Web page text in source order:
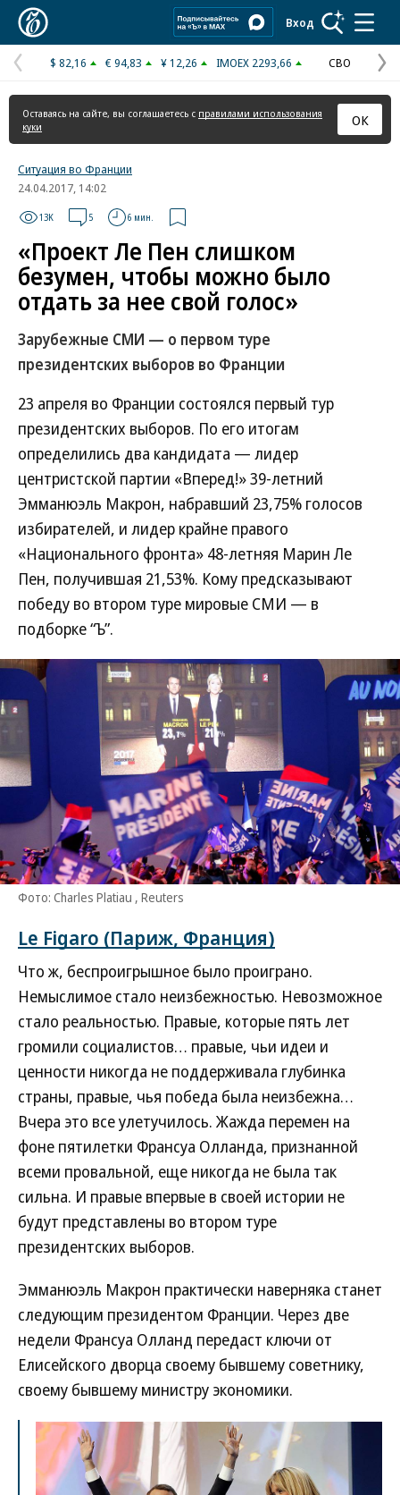
Вход
Предыдущая
страница
$ 82,16 € 94,83 ¥ 12,26 IMOEX 2293,66 СВО
Оставаясь на сайте, вы соглашаетесь с правилами использования
куки
ОК
Ситуация во Франции
24.04.2017, 14:02
13K 5 6 мин.
«Проект Ле Пен слишком
безумен, чтобы можно было
отдать за нее свой голос»
Зарубежные СМИ — о первом туре
президентских выборов во Франции
23 апреля во Франции состоялся первый тур
президентских выборов. По его итогам
определились два кандидата — лидер
центристской партии «Вперед!» 39-летний
Эмманюэль Макрон, набравший 23,75% голосов
избирателей, и лидер крайне правого
«Национального фронта» 48-летняя Марин Ле
Пен, получившая 21,53%. Кому предсказывают
победу во втором туре мировые СМИ — в
подборке “Ъ”.
Фото: Charles Platiau , Reuters
Le Figaro (Париж, Франция)
Что ж, беспроигрышное было проиграно.
Немыслимое стало неизбежностью. Невозможное
стало реальностью. Правые, которые пять лет
громили социалистов… правые, чьи идеи и
ценности никогда не поддерживала глубинка
страны, правые, чья победа была неизбежна…
Вчера это все улетучилось. Жажда перемен на
фоне пятилетки Франсуа Олланда, признанной
всеми провальной, еще никогда не была так
сильна. И правые впервые в своей истории не
будут представлены во втором туре
президентских выборов.
Эмманюэль Макрон практически наверняка станет
следующим президентом Франции. Через две
недели Франсуа Олланд передаст ключи от
Елисейского дворца своему бывшему советнику,
своему бывшему министру экономики.